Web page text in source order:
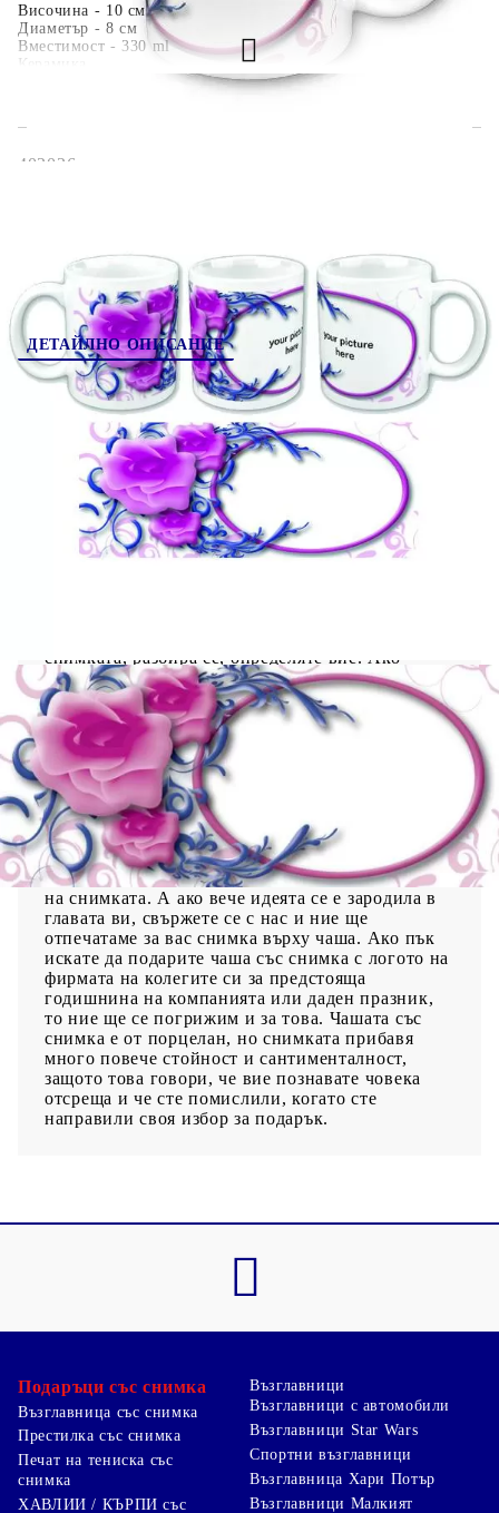
Височина - 10 см
Диаметър - 8 см
Вместимост - 330 ml
Керамика
402026
ДЕТАЙЛНО ОПИСАНИЕ
Когато сутрин пием кафе или чай, обикновено
избираме любимата си чаша. Може би искате да
подарите нещо лично на ваш близък, който
обича да пие кафе. А защо да не е чаша със
снимка? Така всеки път, когато отпива от чая
или кафето си, вашият близък ще се сеща за вас.
Независимо за кого е, получателят ще се зарадва
на този практичен, а същевременно и личен
подарък, тъй като не сте отбили номера просто
снимката, разбира се, определяте вие. Ако
искате да подарите чаша със снимка на вашия
любим, възможни варианти са снимката да е на
любимия му футболен отбор или определена
марка кола. Ако пък чашата със снимка ще е
следващия подарък за вашата приятелка, ваша
обща снимка или картинка с цветя и сърца, а
защо не и с дадено послание, със сигурност ще я
накара да се усмихне и сутрин да се наслаждава
докато отпива от кафето си. Това са само
няколко варианти, които ние ви предлагаме, ако
не знаете какво точно искате да е съдържанието
на снимката. А ако вече идеята се е зародила в
главата ви, свържете се с нас и ние ще
отпечатаме за вас снимка върху чаша. Ако пък
искате да подарите чаша със снимка с логото на
фирмата на колегите си за предстояща
годишнина на компанията или даден празник,
то ние ще се погрижим и за това. Чашата със
снимка е от порцелан, но снимката прибавя
много повече стойност и сантименталност,
защото това говори, че вие познавате човека
отсреща и че сте помислили, когато сте
направили своя избор за подарък.
Подаръци със снимка
Възглавница със снимка
Престилка със снимка
Печат на тениска със
снимка
ХАВЛИИ / КЪРПИ със
Възглавници
Възглавници с автомобили
Възглавници Star Wars
Спортни възглавници
Възглавница Хари Потър
Възглавници Малкият